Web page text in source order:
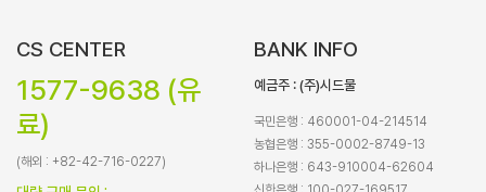
CS CENTER
1577-9638 (유
료)
(해외 : +82-42-716-0227)
BANK INFO
예금주 : (주)시드물
국민은행 : 460001-04-214514
농협은행 : 355-0002-8749-13
하나은행 : 643-910004-62604